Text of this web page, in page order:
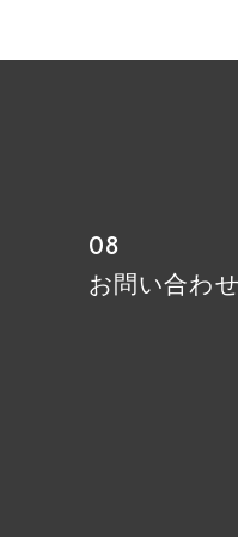
08
お問い合わ